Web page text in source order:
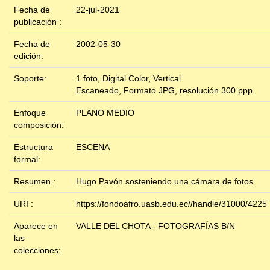
Fecha de
publicación :
22-jul-2021
Fecha de
edición:
2002-05-30
Soporte:
1 foto, Digital Color, Vertical
Escaneado, Formato JPG, resolución 300 ppp.
Enfoque
composición:
PLANO MEDIO
Estructura
formal:
ESCENA
Resumen : Hugo Pavón sosteniendo una cámara de fotos
URI : https://fondoafro.uasb.edu.ec//handle/31000/4225
Aparece en
las
colecciones:
VALLE DEL CHOTA - FOTOGRAFÍAS B/N